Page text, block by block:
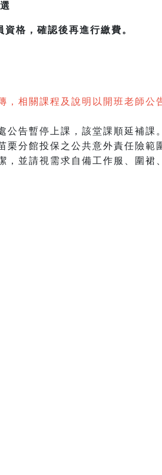
格，確認後再進行繳費。
，相關課程及說明以開班老師公
告暫停上課，該堂課順延補課。
栗分館投保之公共意外責任險範
，並請視需求自備工作服、圍裙